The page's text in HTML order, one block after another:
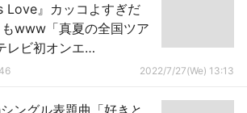
Love』カッコよすぎだ
www「真夏の全国ツア
レビ初オンエ
木坂46】
2022/7/27(We) 13:13
ングル表題曲「好きと